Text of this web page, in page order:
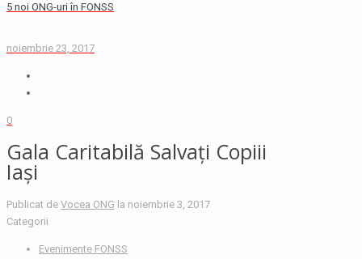
5 noi ONG-uri în FONSS
noiembrie 23, 2017
0
Gala Caritabilă Salvați Copiii
Iași
Publicat de Vocea ONG la noiembrie 3, 2017
Categorii
Evenimente FONSS